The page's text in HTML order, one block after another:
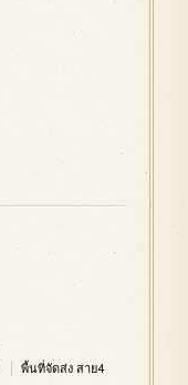
พื้นที่จัดส่ง สาย4